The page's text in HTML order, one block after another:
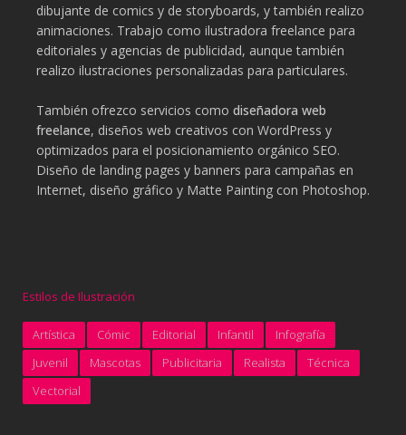
dibujante de comics y de storyboards, y también realizo
animaciones. Trabajo como ilustradora freelance para
editoriales y agencias de publicidad, aunque también
realizo ilustraciones personalizadas para particulares.
También ofrezco servicios como diseñadora web
freelance, diseños web creativos con WordPress y
optimizados para el posicionamiento orgánico SEO.
Diseño de landing pages y banners para campañas en
Internet, diseño gráfico y Matte Painting con Photoshop.
Estilos de Ilustración
Artística Cómic Editorial Infantil
Infografía
Juvenil
Mascotas Publicitaria Realista
Técnica
Vectorial